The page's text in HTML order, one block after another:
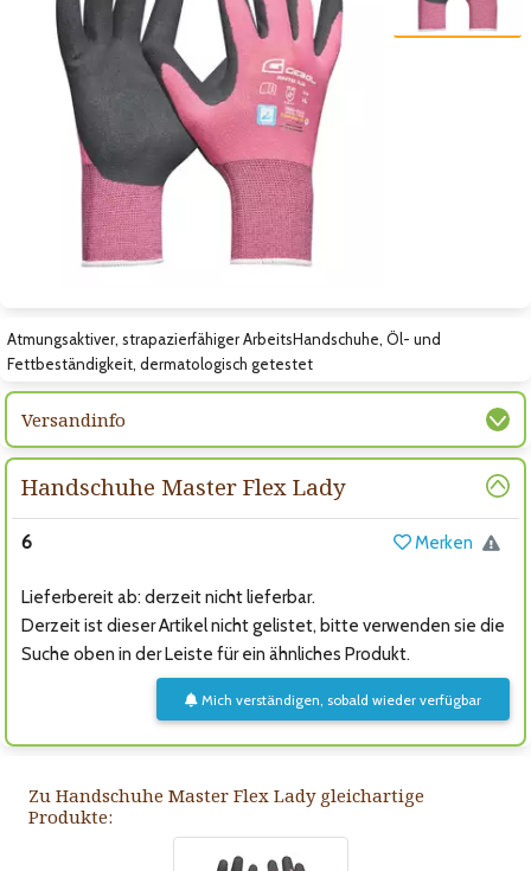
Zum nächsten Bild
Atmungsaktiver, strapazierfähiger ArbeitsHandschuhe, Öl- und
Fettbeständigkeit, dermatologisch getestet
Versandinfo
Handschuhe Master Flex Lady
6 Merken
Lieferbereit ab: derzeit nicht lieferbar.
Derzeit ist dieser Artikel nicht gelistet, bitte verwenden sie die
Suche oben in der Leiste für ein ähnliches Produkt.
Mich verständigen, sobald wieder verfügbar
Zu Handschuhe Master Flex Lady gleichartige
Produkte: